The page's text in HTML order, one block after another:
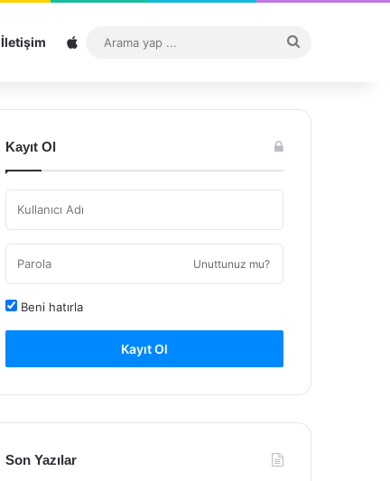
İletişim Sitemap
...
Kayıt Ol
Unuttunuz mu?
Beni hatırla
Kayıt Ol
Son Yazılar